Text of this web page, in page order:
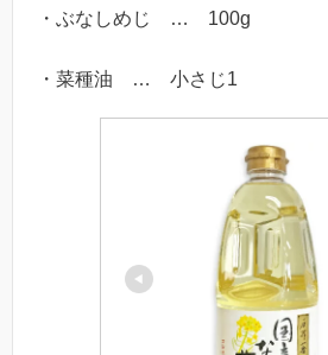
・ぶなしめじ … 100g
・菜種油 … 小さじ1